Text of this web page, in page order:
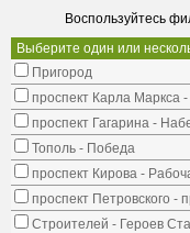
Воспользуйтесь
Выберите один или
Пригород
проспект Карла Маркса
проспект Гагарина -
Тополь - Победа
проспект Кирова -
проспект Петровского -
Строителей - Героев